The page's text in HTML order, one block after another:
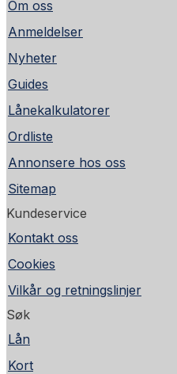
Om oss
Anmeldelser
Nyheter
Guides
Lånekalkulatorer
Ordliste
Annonsere hos oss
Sitemap
Kundeservice
Kontakt oss
Cookies
Vilkår og retningslinjer
Søk
Lån
Kort